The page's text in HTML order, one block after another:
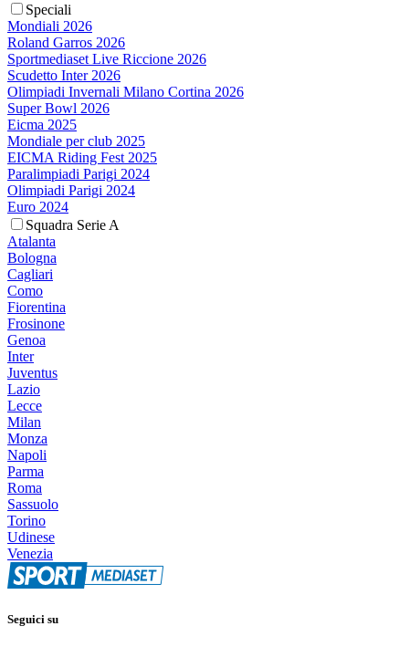
Speciali
Mondiali 2026
Roland Garros 2026
Sportmediaset Live Riccione 2026
Scudetto Inter 2026
Olimpiadi Invernali Milano Cortina 2026
Super Bowl 2026
Eicma 2025
Mondiale per club 2025
EICMA Riding Fest 2025
Paralimpiadi Parigi 2024
Olimpiadi Parigi 2024
Euro 2024
Squadra Serie A
Atalanta
Bologna
Cagliari
Como
Fiorentina
Frosinone
Genoa
Inter
Juventus
Lazio
Lecce
Milan
Monza
Napoli
Parma
Roma
Sassuolo
Torino
Udinese
Venezia
Seguici su